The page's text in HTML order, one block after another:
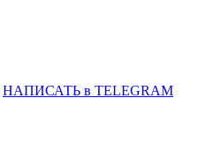
НАПИСАТЬ в TELEGRAM